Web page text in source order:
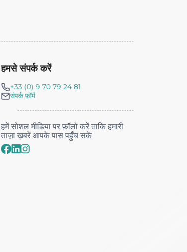
हमसे संपर्क करें
+33 (0) 9 70 79 24 81
संपर्क फ़ॉर्म
हमें सोशल मीडिया पर फ़ॉलो करें ताकि हमारी
ताज़ा ख़बरें आपके पास पहुँच सकें